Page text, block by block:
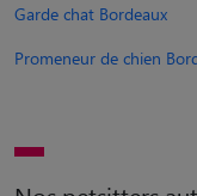
Garde chat Bordeaux
Promeneur de chien